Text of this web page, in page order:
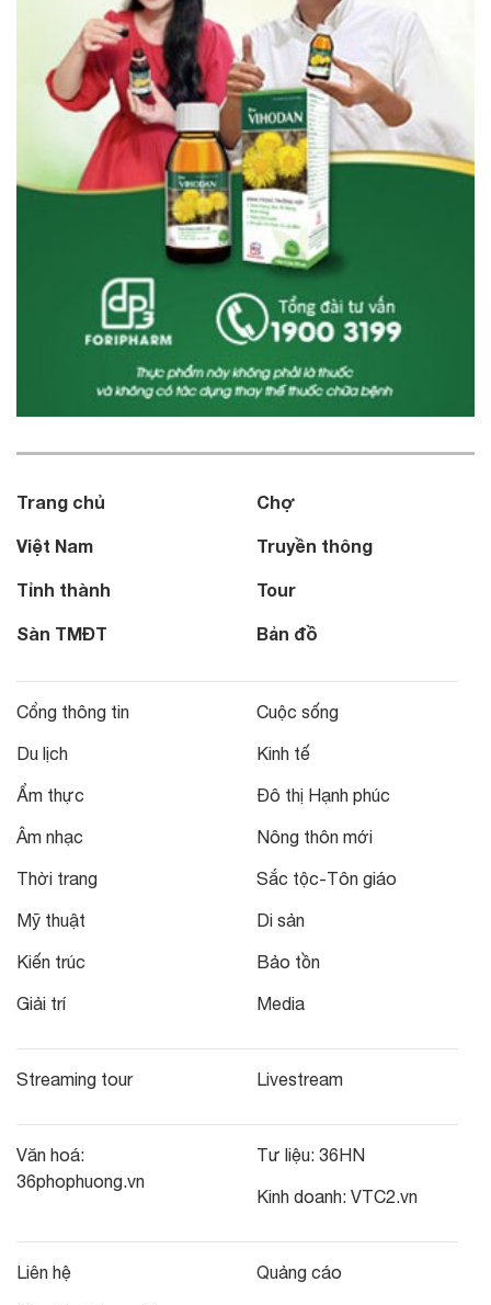
Trang chủ
Việt Nam
Tỉnh thành
Sàn TMĐT
Chợ
Truyền thông
Tour
Bản đồ
Cổng thông tin
Du lịch
Ẩm thực
Âm nhạc
Thời trang
Mỹ thuật
Kiến trúc
Giải trí
Cuộc sống
Kinh tế
Đô thị Hạnh phúc
Nông thôn mới
Sắc tộc-Tôn giáo
Di sản
Bảo tồn
Media
Streaming tour Livestream
Văn hoá:
36phophuong.vn
Tư liệu: 36HN
Kinh doanh: VTC2.vn
Liên hệ Quảng cáo